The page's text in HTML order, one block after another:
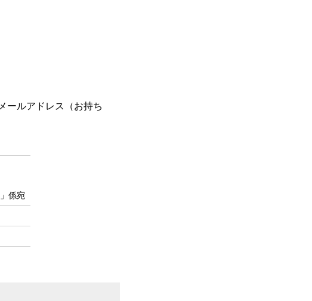
ールアドレス（お持ち
係宛